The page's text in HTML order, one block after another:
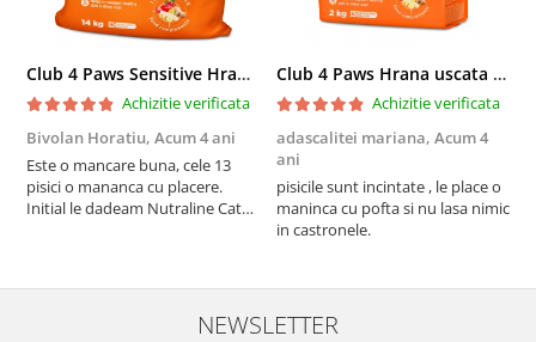
Club 4 Paws Sensitive Hrana uscata pisici adulte, 14kg
Achizitie verificata
Bivolan Horatiu, Acum 4 ani
Este o mancare buna, cele 13
pisici o mananca cu placere.
Initial le dadeam Nutraline Cat
nu o mananca cu placere. Eu
sunt multumit si voi continua cu
Club 4 Paws Hrana uscata pisici sterilizate, 2kg
Achizitie verificata
adascalitei mariana, Acum 4
ani
pisicile sunt incintate , le place o
maninca cu pofta si nu lasa nimic
in castronele.
NEWSLETTER